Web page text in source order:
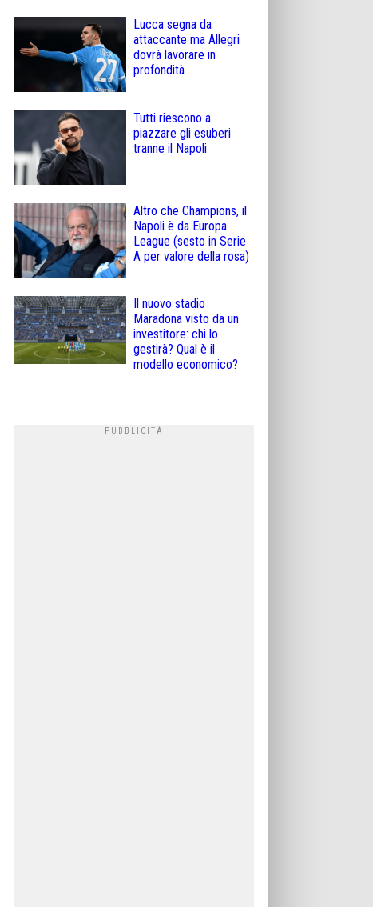
Lucca segna da
attaccante ma Allegri
dovrà lavorare in
profondità
Tutti riescono a
piazzare gli esuberi
tranne il Napoli
Altro che Champions, il
Napoli è da Europa
League (sesto in Serie
A per valore della rosa)
Il nuovo stadio
Maradona visto da un
investitore: chi lo
gestirà? Qual è il
modello economico?